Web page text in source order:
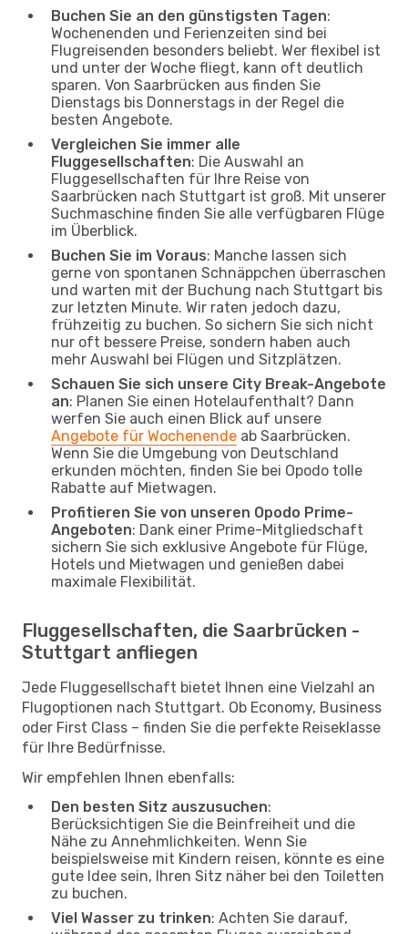
Buchen Sie an den günstigsten Tagen:
Wochenenden und Ferienzeiten sind bei
Flugreisenden besonders beliebt. Wer flexibel ist
und unter der Woche fliegt, kann oft deutlich
sparen. Von Saarbrücken aus finden Sie
Dienstags bis Donnerstags in der Regel die
besten Angebote.
Vergleichen Sie immer alle
Fluggesellschaften: Die Auswahl an
Fluggesellschaften für Ihre Reise von
Saarbrücken nach Stuttgart ist groß. Mit unserer
Suchmaschine finden Sie alle verfügbaren Flüge
im Überblick.
Buchen Sie im Voraus: Manche lassen sich
gerne von spontanen Schnäppchen überraschen
und warten mit der Buchung nach Stuttgart bis
zur letzten Minute. Wir raten jedoch dazu,
frühzeitig zu buchen. So sichern Sie sich nicht
nur oft bessere Preise, sondern haben auch
mehr Auswahl bei Flügen und Sitzplätzen.
Schauen Sie sich unsere City Break-Angebote
an: Planen Sie einen Hotelaufenthalt? Dann
werfen Sie auch einen Blick auf unsere
Angebote für Wochenende ab Saarbrücken.
Wenn Sie die Umgebung von Deutschland
erkunden möchten, finden Sie bei Opodo tolle
Rabatte auf Mietwagen.
Profitieren Sie von unseren Opodo Prime-
Angeboten: Dank einer Prime-Mitgliedschaft
sichern Sie sich exklusive Angebote für Flüge,
Hotels und Mietwagen und genießen dabei
maximale Flexibilität.
Fluggesellschaften, die Saarbrücken -
Stuttgart anfliegen
Jede Fluggesellschaft bietet Ihnen eine Vielzahl an
Flugoptionen nach Stuttgart. Ob Economy, Business
oder First Class – finden Sie die perfekte Reiseklasse
für Ihre Bedürfnisse.
Wir empfehlen Ihnen ebenfalls:
Den besten Sitz auszusuchen:
Berücksichtigen Sie die Beinfreiheit und die
Nähe zu Annehmlichkeiten. Wenn Sie
beispielsweise mit Kindern reisen, könnte es eine
gute Idee sein, Ihren Sitz näher bei den Toiletten
zu buchen.
Viel Wasser zu trinken: Achten Sie darauf,